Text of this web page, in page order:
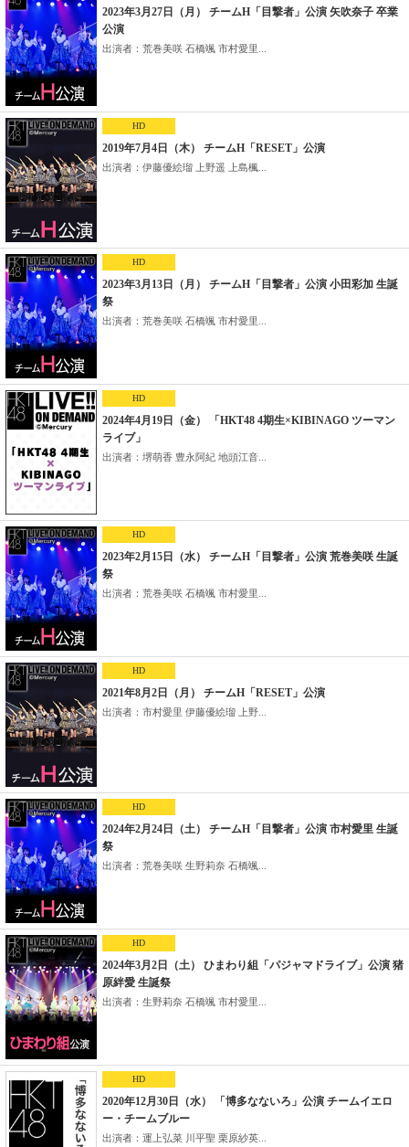
2023年3月27日（月） チームH「目撃者」公演 矢吹奈子 卒業
公演
出演者：荒巻美咲 石橋颯 市村愛里...
HD
2019年7月4日（木） チームH「RESET」公演
出演者：伊藤優絵瑠 上野遥 上島楓...
HD
2023年3月13日（月） チームH「目撃者」公演 小田彩加 生誕
祭
出演者：荒巻美咲 石橋颯 市村愛里...
HD
2024年4月19日（金） 「HKT48 4期生×KIBINAGO ツーマン
ライブ」
出演者：堺萌香 豊永阿紀 地頭江音...
HD
2023年2月15日（水） チームH「目撃者」公演 荒巻美咲 生誕
祭
出演者：荒巻美咲 石橋颯 市村愛里...
HD
2021年8月2日（月） チームH「RESET」公演
出演者：市村愛里 伊藤優絵瑠 上野...
HD
2024年2月24日（土） チームH「目撃者」公演 市村愛里 生誕
祭
出演者：荒巻美咲 生野莉奈 石橋颯...
HD
2024年3月2日（土） ひまわり組「パジャマドライブ」公演 猪
原絆愛 生誕祭
出演者：生野莉奈 石橋颯 市村愛里...
HD
2020年12月30日（水） 「博多なないろ」公演 チームイエロ
ー・チームブルー
出演者：運上弘菜 川平聖 栗原紗英...